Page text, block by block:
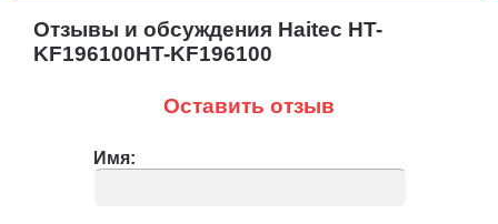
Отзывы и обсуждения Haitec HT-
KF196100HT-KF196100
Оставить отзыв
Имя: